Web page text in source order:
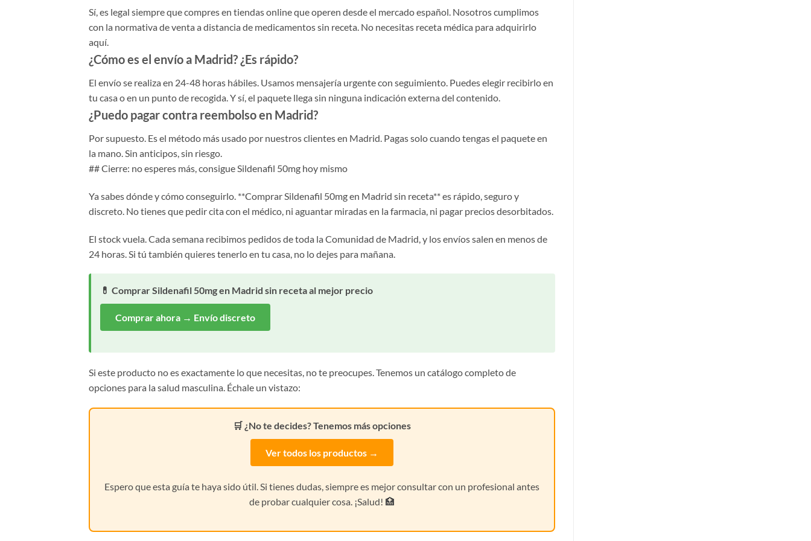
Sí, es legal siempre que compres en tiendas online que operen desde el mercado español. Nosotros cumplimos
con la normativa de venta a distancia de medicamentos sin receta. No necesitas receta médica para adquirirlo
aquí.
¿Cómo es el envío a Madrid? ¿Es rápido?
El envío se realiza en 24-48 horas hábiles. Usamos mensajería urgente con seguimiento. Puedes elegir recibirlo en
tu casa o en un punto de recogida. Y sí, el paquete llega sin ninguna indicación externa del contenido.
¿Puedo pagar contra reembolso en Madrid?
Por supuesto. Es el método más usado por nuestros clientes en Madrid. Pagas solo cuando tengas el paquete en
la mano. Sin anticipos, sin riesgo.
## Cierre: no esperes más, consigue Sildenafil 50mg hoy mismo
Ya sabes dónde y cómo conseguirlo. **Comprar Sildenafil 50mg en Madrid sin receta** es rápido, seguro y
discreto. No tienes que pedir cita con el médico, ni aguantar miradas en la farmacia, ni pagar precios desorbitados.
El stock vuela. Cada semana recibimos pedidos de toda la Comunidad de Madrid, y los envíos salen en menos de
24 horas. Si tú también quieres tenerlo en tu casa, no lo dejes para mañana.
💊 Comprar Sildenafil 50mg en Madrid sin receta al mejor precio
Comprar ahora → Envío discreto
Si este producto no es exactamente lo que necesitas, no te preocupes. Tenemos un catálogo completo de
opciones para la salud masculina. Échale un vistazo:
🛒 ¿No te decides? Tenemos más opciones
Ver todos los productos →
Espero que esta guía te haya sido útil. Si tienes dudas, siempre es mejor consultar con un profesional antes
de probar cualquier cosa. ¡Salud! 🏥